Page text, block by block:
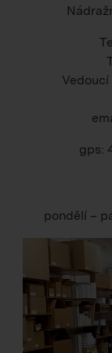
Vedoucí
gps:
pondělí –